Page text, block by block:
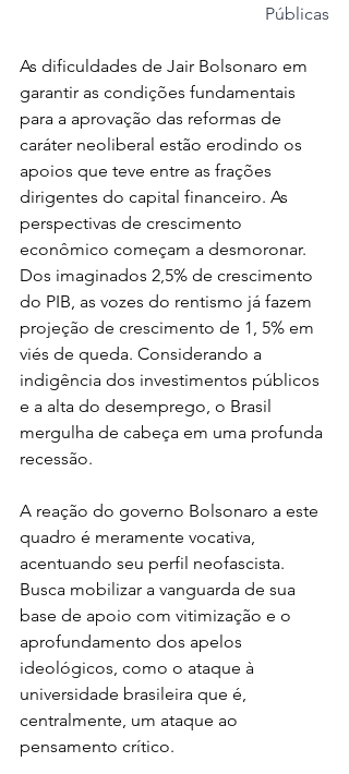
Públicas
As dificuldades de Jair Bolsonaro em
garantir as condições fundamentais
para a aprovação das reformas de
caráter neoliberal estão erodindo os
apoios que teve entre as frações
dirigentes do capital financeiro. As
perspectivas de crescimento
econômico começam a desmoronar.
Dos imaginados 2,5% de crescimento
do PIB, as vozes do rentismo já fazem
projeção de crescimento de 1, 5% em
viés de queda. Considerando a
indigência dos investimentos públicos
e a alta do desemprego, o Brasil
mergulha de cabeça em uma profunda
recessão.
A reação do governo Bolsonaro a este
quadro é meramente vocativa,
acentuando seu perfil neofascista.
Busca mobilizar a vanguarda de sua
base de apoio com vitimização e o
aprofundamento dos apelos
ideológicos, como o ataque à
universidade brasileira que é,
centralmente, um ataque ao
pensamento crítico.